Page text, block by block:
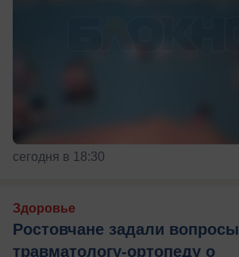
сегодня в 18:30
Здоровье
Ростовчане задали вопросы
травматологу-ортопеду о